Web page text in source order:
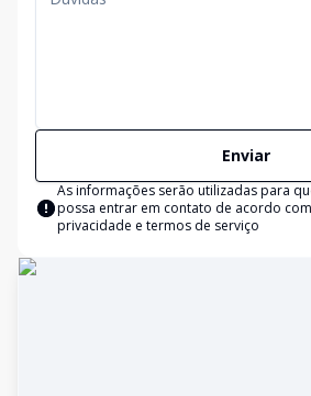
Enviar
As informações serão utilizadas para
possa entrar em contato de acordo
privacidade e termos de serviço